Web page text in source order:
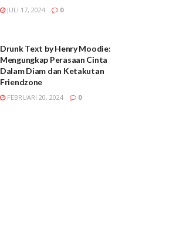
JULI 17, 2024 0
Drunk Text by Henry Moodie:
Mengungkap Perasaan Cinta
Dalam Diam dan Ketakutan
Friendzone
FEBRUARI 20, 2024 0